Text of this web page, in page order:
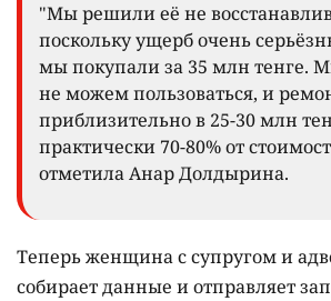
"Мы решили её не
поскольку ущерб очень
мы покупали за 35 млн тенге.
не можем пользоваться, и
приблизительно в 25-30 млн
практически 70-80% от
отметила Анар Долдырина.
Теперь женщина с супругом и
собирает данные и отправляет